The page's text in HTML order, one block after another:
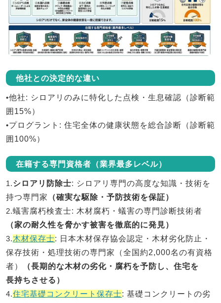
他社との決定的な違い
•他社: シロアリのみに特化した点検・生息確認（診断範
囲15%）
•プログラント : 住宅全体の健康状態を総合診断（診断範
囲100%）
在籍する専門資格者（業界最多レベル）
1.シロアリ防除士: シロアリ専門の高度な知識・技術を
持つ専門家
（確実な駆除・予防技術を保証）
2.蟻害腐朽検査士: 木材腐朽・蟻害の専門診断技術者
（家の耐久性を脅かす被害を徹底的に発見）
3.木材保存士: 日本木材保存協会認定・木材劣化防止・
保存技術・処理技術の専門家（全国約2,000名の有資格
者）
（長期的な木材の劣化・腐朽を予防し、住宅を
長持ちさせる）
4.住宅基礎コンクリート保存士: 基礎コンクリートの劣